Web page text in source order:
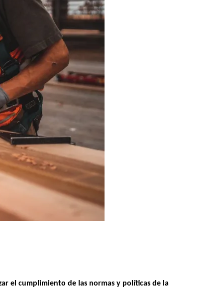
el cumplimiento de las normas y políticas de la